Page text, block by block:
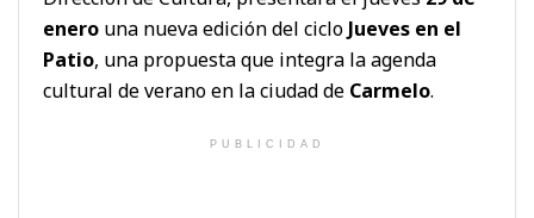
enero una nueva edición del ciclo Jueves en el
Patio, una propuesta que integra la agenda
cultural de verano en la ciudad de Carmelo.
PUBLICIDAD